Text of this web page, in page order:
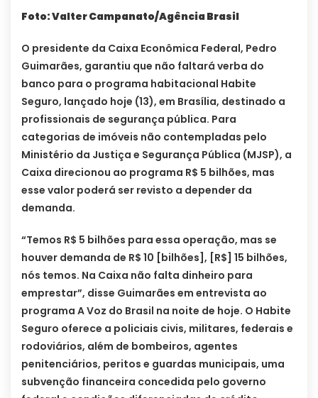
Foto: Valter Campanato/Agência Brasil
O presidente da Caixa Econômica Federal, Pedro
Guimarães, garantiu que não faltará verba do
banco para o programa habitacional Habite
Seguro, lançado hoje (13), em Brasília, destinado a
profissionais de segurança pública. Para
categorias de imóveis não contempladas pelo
Ministério da Justiça e Segurança Pública (MJSP), a
Caixa direcionou ao programa R$ 5 bilhões, mas
esse valor poderá ser revisto a depender da
demanda.
“Temos R$ 5 bilhões para essa operação, mas se
houver demanda de R$ 10 [bilhões], [R$] 15 bilhões,
nós temos. Na Caixa não falta dinheiro para
emprestar”, disse Guimarães em entrevista ao
programa A Voz do Brasil na noite de hoje. O Habite
Seguro oferece a policiais civis, militares, federais e
rodoviários, além de bombeiros, agentes
penitenciários, peritos e guardas municipais, uma
subvenção financeira concedida pelo governo